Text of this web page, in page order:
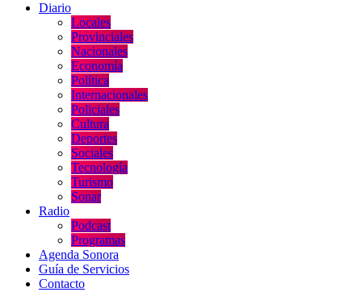
Diario
Locales
Provinciales
Nacionales
Economía
Política
Internacionales
Policiales
Cultura
Deportes
Sociales
Tecnología
Turismo
Sonar
Radio
Podcast
Programas
Agenda Sonora
Guía de Servicios
Contacto